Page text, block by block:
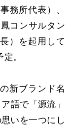
務所代表）、
コンサルタン
）を起用して
。
新ブランド名
語で「源流」
いを一つにし